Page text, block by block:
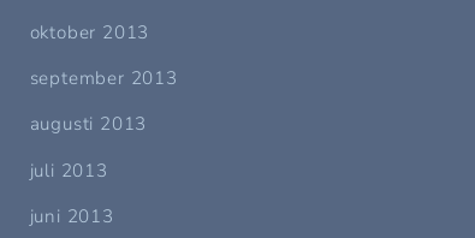
oktober 2013
september 2013
augusti 2013
juli 2013
juni 2013